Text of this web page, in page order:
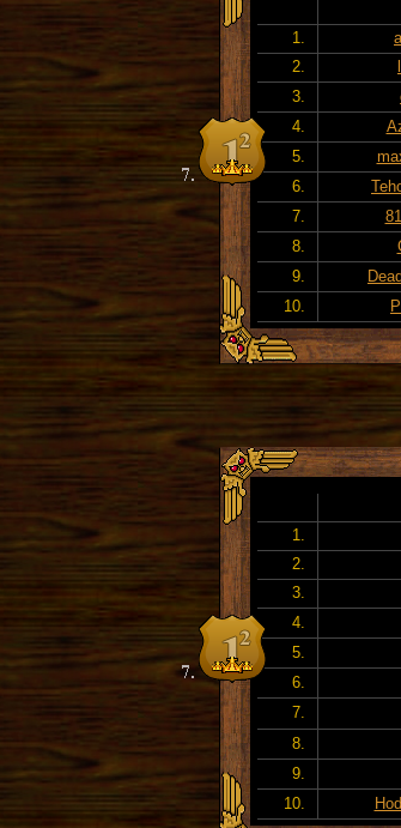
1.
2.
3.
4.
5.
6.
7.
8.
9.
10.
1.
2.
3.
4.
5.
6.
7.
8.
9.
10.